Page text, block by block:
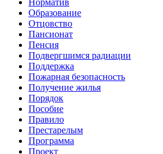
Норматив
Образование
Отцовство
Пансионат
Пенсия
Подвергшимся радиации
Поддержка
Пожарная безопасность
Получение жилья
Порядок
Пособие
Правило
Престарелым
Программа
Проект